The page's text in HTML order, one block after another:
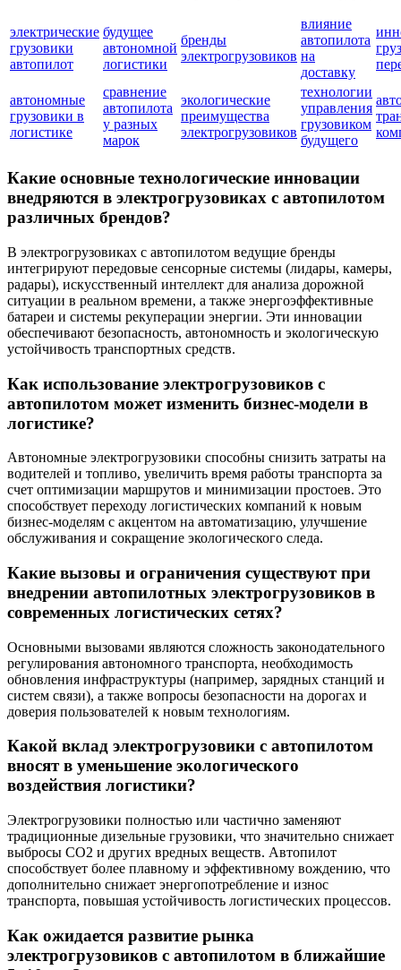
электрические
грузовики
автопилот
будущее
автономной
логистики
бренды
электрогрузовиков
влияние
автопилота
на
доставку
автономные
грузовики в
логистике
сравнение
автопилота
у разных
марок
экологические
преимущества
электрогрузовиков
технологии
управления
грузовиком
будущего
Какие основные технологические инновации
внедряются в электрогрузовиках с автопилотом
различных брендов?
В электрогрузовиках с автопилотом ведущие бренды
интегрируют передовые сенсорные системы (лидары, камеры,
радары), искусственный интеллект для анализа дорожной
ситуации в реальном времени, а также энергоэффективные
батареи и системы рекуперации энергии. Эти инновации
обеспечивают безопасность, автономность и экологическую
устойчивость транспортных средств.
Как использование электрогрузовиков с
автопилотом может изменить бизнес-модели в
логистике?
Автономные электрогрузовики способны снизить затраты на
водителей и топливо, увеличить время работы транспорта за
счет оптимизации маршрутов и минимизации простоев. Это
способствует переходу логистических компаний к новым
бизнес-моделям с акцентом на автоматизацию, улучшение
обслуживания и сокращение экологического следа.
Какие вызовы и ограничения существуют при
внедрении автопилотных электрогрузовиков в
современных логистических сетях?
Основными вызовами являются сложность законодательного
регулирования автономного транспорта, необходимость
обновления инфраструктуры (например, зарядных станций и
систем связи), а также вопросы безопасности на дорогах и
доверия пользователей к новым технологиям.
Какой вклад электрогрузовики с автопилотом
вносят в уменьшение экологического
воздействия логистики?
Электрогрузовики полностью или частично заменяют
традиционные дизельные грузовики, что значительно снижает
выбросы CO2 и других вредных веществ. Автопилот
способствует более плавному и эффективному вождению, что
дополнительно снижает энергопотребление и износ
транспорта, повышая устойчивость логистических процессов.
Как ожидается развитие рынка
электрогрузовиков с автопилотом в ближайшие